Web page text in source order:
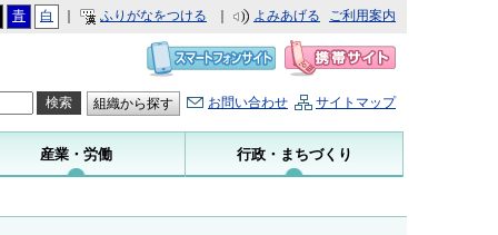
青 白 ふりがなをつける よみあげる ご利用案内
組織から探す お問い合わせ サイトマップ
産業・労働 行政・まちづくり